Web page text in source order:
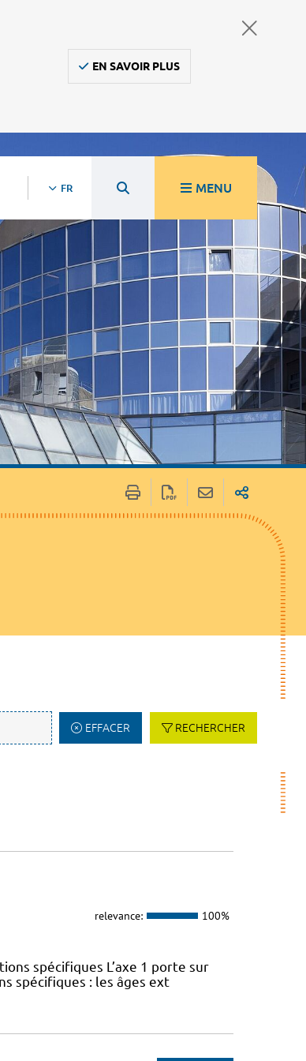
EN SAVOIR PLUS
FR MENU
EFFACER RECHERCHER
relevance: 100%
spécifiques L’axe 1 porte sur
spécifiques : les âges ext